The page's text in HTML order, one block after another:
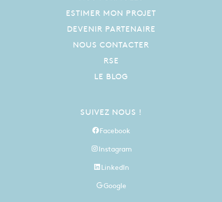
ESTIMER MON PROJET
DEVENIR PARTENAIRE
NOUS CONTACTER
RSE
LE BLOG
SUIVEZ NOUS !
Facebook
Instagram
LinkedIn
Google